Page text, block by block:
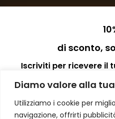
Diamo valore alla
Utilizziamo i cookie per
navigazione, offrirti
Spese di Spedizione
Preferenze dei Cookies
Number One
di Domenico Toccacieli
Via G. Mazzini 5/C
10
di sconto,
Iscriviti per ricevere il
e